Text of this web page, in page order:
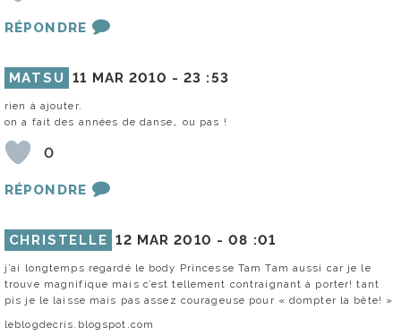
RÉPONDRE
MATSU 11 MAR 2010 -23 :53
rien à ajouter.
on a fait des années de danse… ou pas !
0
RÉPONDRE
CHRISTELLE 12 MAR 2010 -08 :01
j’ai longtemps regardé le body Princesse Tam Tam aussi car je le
trouve magnifique mais c’est tellement contraignant à porter! tant
pis je le laisse mais pas assez courageuse pour « dompter la bête! »
leblogdecris.blogspot.com